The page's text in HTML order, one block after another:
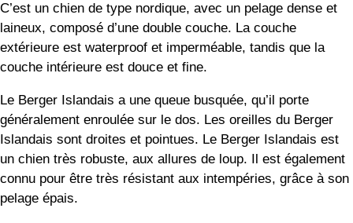
C’est un chien de type nordique, avec un pelage dense et
laineux, composé d’une double couche. La couche
extérieure est waterproof et imperméable, tandis que la
couche intérieure est douce et fine.
Le Berger Islandais a une queue busquée, qu’il porte
généralement enroulée sur le dos. Les oreilles du Berger
Islandais sont droites et pointues. Le Berger Islandais est
un chien très robuste, aux allures de loup. Il est également
connu pour être très résistant aux intempéries, grâce à son
pelage épais.